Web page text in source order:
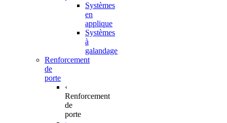
Systèmes
en
applique
Systèmes
à
galandage
Renforcement
de
porte
‹
Renforcement
de
porte